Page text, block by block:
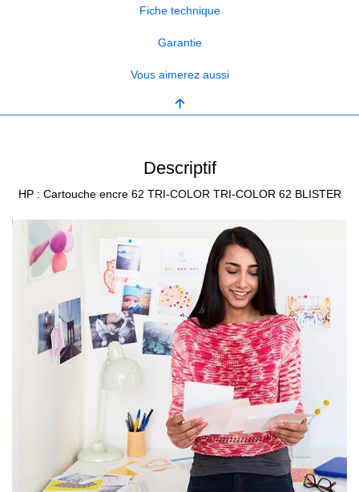
Fiche technique
Garantie
Vous aimerez aussi
Descriptif
HP : Cartouche encre 62 TRI-COLOR TRI-COLOR 62 BLISTER